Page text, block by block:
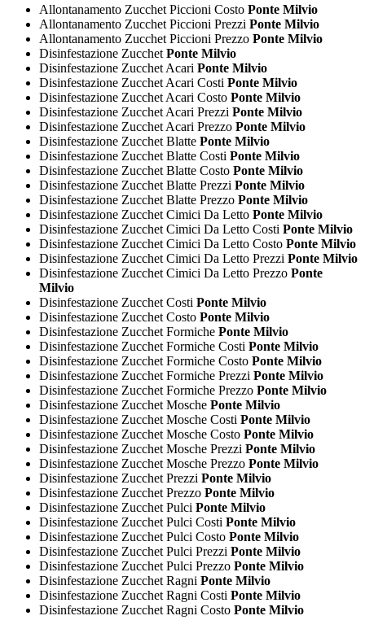
Allontanamento Zucchet Piccioni Costo Ponte Milvio
Allontanamento Zucchet Piccioni Prezzi Ponte Milvio
Allontanamento Zucchet Piccioni Prezzo Ponte Milvio
Disinfestazione Zucchet Ponte Milvio
Disinfestazione Zucchet Acari Ponte Milvio
Disinfestazione Zucchet Acari Costi Ponte Milvio
Disinfestazione Zucchet Acari Costo Ponte Milvio
Disinfestazione Zucchet Acari Prezzi Ponte Milvio
Disinfestazione Zucchet Acari Prezzo Ponte Milvio
Disinfestazione Zucchet Blatte Ponte Milvio
Disinfestazione Zucchet Blatte Costi Ponte Milvio
Disinfestazione Zucchet Blatte Costo Ponte Milvio
Disinfestazione Zucchet Blatte Prezzi Ponte Milvio
Disinfestazione Zucchet Blatte Prezzo Ponte Milvio
Disinfestazione Zucchet Cimici Da Letto Ponte Milvio
Disinfestazione Zucchet Cimici Da Letto Costi Ponte Milvio
Disinfestazione Zucchet Cimici Da Letto Costo Ponte Milvio
Disinfestazione Zucchet Cimici Da Letto Prezzi Ponte Milvio
Disinfestazione Zucchet Cimici Da Letto Prezzo Ponte
Milvio
Disinfestazione Zucchet Costi Ponte Milvio
Disinfestazione Zucchet Costo Ponte Milvio
Disinfestazione Zucchet Formiche Ponte Milvio
Disinfestazione Zucchet Formiche Costi Ponte Milvio
Disinfestazione Zucchet Formiche Costo Ponte Milvio
Disinfestazione Zucchet Formiche Prezzi Ponte Milvio
Disinfestazione Zucchet Formiche Prezzo Ponte Milvio
Disinfestazione Zucchet Mosche Ponte Milvio
Disinfestazione Zucchet Mosche Costi Ponte Milvio
Disinfestazione Zucchet Mosche Costo Ponte Milvio
Disinfestazione Zucchet Mosche Prezzi Ponte Milvio
Disinfestazione Zucchet Mosche Prezzo Ponte Milvio
Disinfestazione Zucchet Prezzi Ponte Milvio
Disinfestazione Zucchet Prezzo Ponte Milvio
Disinfestazione Zucchet Pulci Ponte Milvio
Disinfestazione Zucchet Pulci Costi Ponte Milvio
Disinfestazione Zucchet Pulci Costo Ponte Milvio
Disinfestazione Zucchet Pulci Prezzi Ponte Milvio
Disinfestazione Zucchet Pulci Prezzo Ponte Milvio
Disinfestazione Zucchet Ragni Ponte Milvio
Disinfestazione Zucchet Ragni Costi Ponte Milvio
Disinfestazione Zucchet Ragni Costo Ponte Milvio